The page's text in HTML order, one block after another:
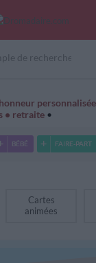
• retraite •
années de
BÉBÉ FAIRE-PART
Cartes
animées